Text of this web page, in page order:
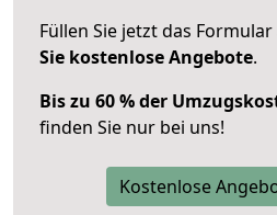
Füllen Sie jetzt das
Sie kostenlose Angebote.
Bis zu 60 % der
finden Sie nur bei uns!
Kostenlose